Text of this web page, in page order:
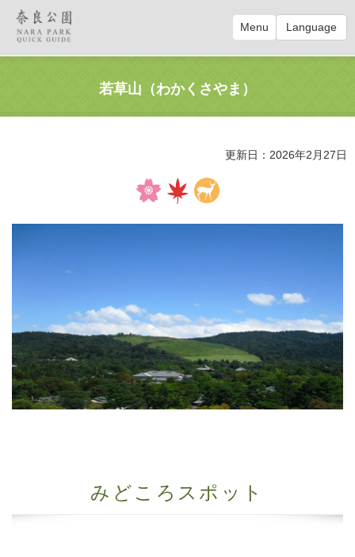
Menu Language
若草山（わかくさやま）
更新日：2026年2月27日
みどころスポット